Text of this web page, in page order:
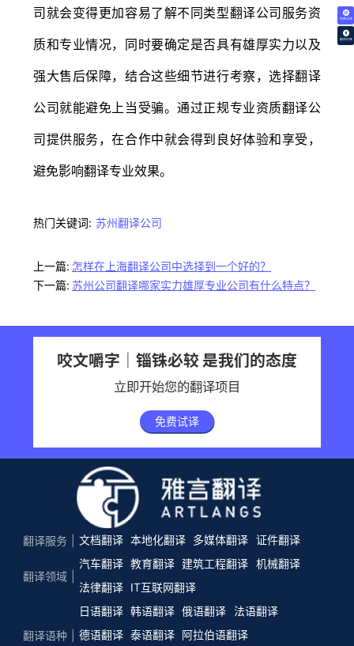
免费试译
翻译价格
司就会变得更加容易了解不同类型翻译公司服务资
质和专业情况，同时要确定是否具有雄厚实力以及
强大售后保障，结合这些细节进行考察，选择翻译
公司就能避免上当受骗。通过正规专业资质翻译公
司提供服务，在合作中就会得到良好体验和享受，
避免影响翻译专业效果。
热门关键词: 苏州翻译公司
上一篇: 怎样在上海翻译公司中选择到一个好的？
下一篇: 苏州公司翻译哪家实力雄厚专业公司有什么特点？
咬文嚼字｜锱铢必较 是我们的态度
立即开始您的翻译项目
免费试译
翻译服务 文档翻译 本地化翻译 多媒体翻译 证件翻译
翻译领域
汽车翻译 教育翻译 建筑工程翻译 机械翻译
法律翻译
IT互联网翻译
翻译语种
日语翻译 韩语翻译 俄语翻译
法语翻译
德语翻译 泰语翻译 阿拉伯语翻译